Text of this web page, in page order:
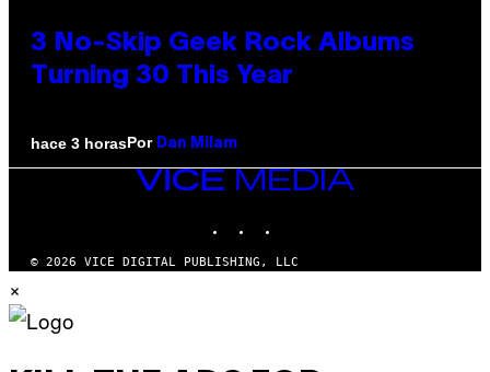
3 No-Skip Geek Rock Albums
Turning 30 This Year
hace 3 horasPor Dan Milam
VICE
© 2026 VICE DIGITAL PUBLISHING, LLC
×